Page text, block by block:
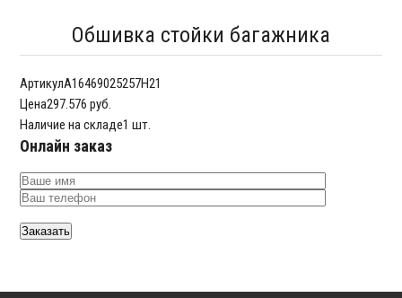
Обшивка стойки багажника
АртикулA16469025257H21
Цена297.576 руб.
Наличие на складе1 шт.
Онлайн заказ